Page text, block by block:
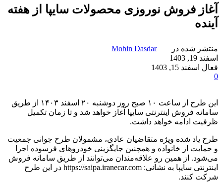
آغاز فروش نوروزی محصولات سایپا از هفته
آینده
منتشر شده در
Mobin Dasdar
اسفند 19, 1403
فعال اسفند 15, 1403
0
این طرح از ساعت ۱۰ صبح روز دوشنبه ۲۰ اسفند ۱۴۰۳ از طریق
سامانه فروش اینترنتی سایپا آغاز خواهد شد و تا زمان تکمیل
ظرفیت ادامه خواهد داشت.
طرح یاد شده ویژه متقاضیان عادی، مشمولان طرح جوانی جمعیت
و حمایت از خانواده و همچنین جایگزینی خودروهای فرسوده اجرا
می‌شود. از همین رو علاقه‌مندان می‌توانند از طریق سامانه فروش
اینترنتی سایپا به نشانی: ‏https://saipa.iranecar.com در این طرح
شرکت کنند.